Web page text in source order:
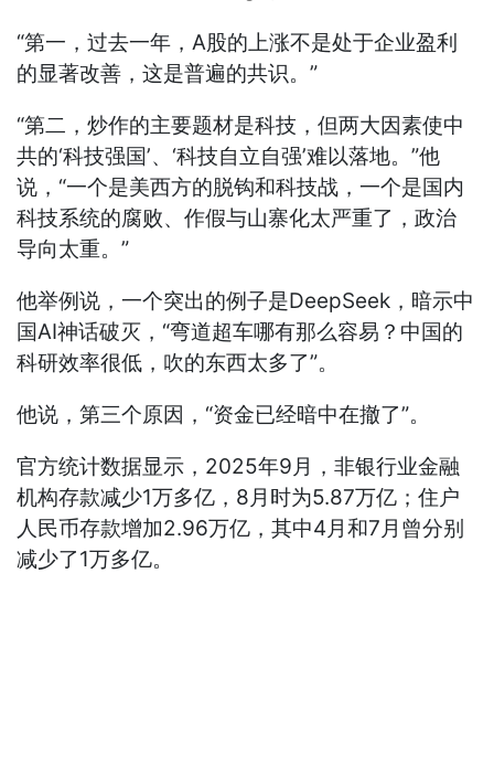
“第一，过去一年，A股的上涨不是处于企业盈利
的显著改善，这是普遍的共识。”
“第二，炒作的主要题材是科技，但两大因素使中
共的‘科技强国’、‘科技自立自强’难以落地。”他
说，“一个是美西方的脱钩和科技战，一个是国内
科技系统的腐败、作假与山寨化太严重了，政治
导向太重。”
他举例说，一个突出的例子是DeepSeek，暗示中
国AI神话破灭，“弯道超车哪有那么容易？中国的
科研效率很低，吹的东西太多了”。
他说，第三个原因，“资金已经暗中在撤了”。
官方统计数据显示，2025年9月，非银行业金融
机构存款减少1万多亿，8月时为5.87万亿；住户
人民币存款增加2.96万亿，其中4月和7月曾分别
减少了1万多亿。